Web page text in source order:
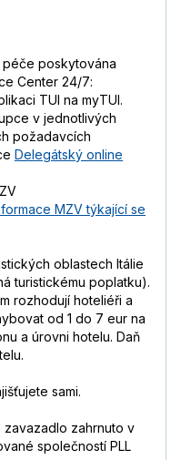
péče poskytována
Center 24/7:
TUI na myTUI.
v jednotlivých
požadavcích
Delegátský online
MZV týkající se
oblastech Itálie
turistickému poplatku).
rozhodují hoteliéři a
od 1 do 7 eur na
a úrovni hotelu. Daň
sami.
zahrnuto v
společností PLL